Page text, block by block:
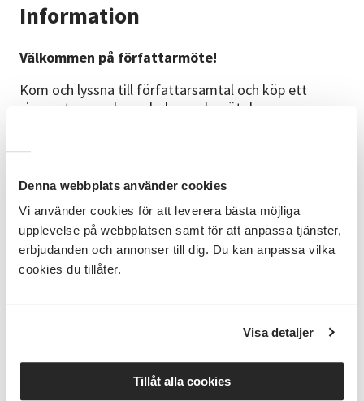
Denna webbplats använder cookies
Vi använder cookies för att leverera bästa möjliga
upplevelse på webbplatsen samt för att anpassa tjänster,
erbjudanden och annonser till dig. Du kan anpassa vilka
cookies du tillåter.
Visa detaljer
Tillåt alla cookies
Information
Välkommen på författarmöte!
Kom och lyssna till författarsamtal och köp ett
signerat exemplar av boken och möt den
Sånger av stål är en actionfylld fantasyroman som
i en magisk värld full av bestar, brutalitet och
bedrägeri. Den passar allra bäst för läsare i
högstadie- och gymnasieåldern samt (själsligt) unga
vuxna. Det är Annie S. Olssons litterära debut. Om
cirkelledare här på SV och har genom åren haft ett
flertal Studiecirklar, bland annat : "Att skriva
skönlitterärt", "Estradpoesi" och "Gitarr".
Vi är verkligen glada över att kunna erbjuda Annies